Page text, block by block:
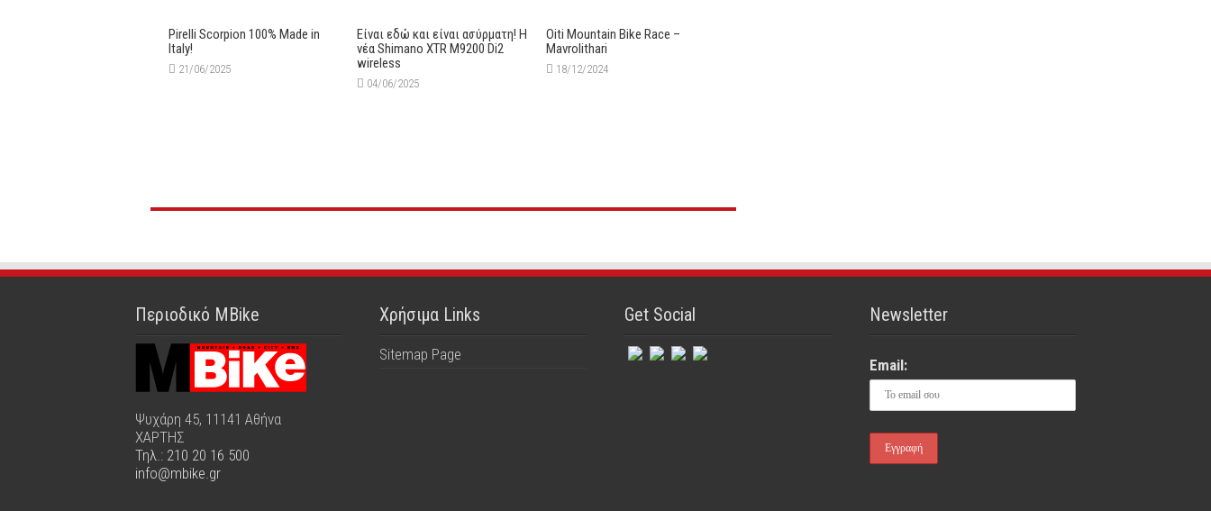
Pirelli Scorpion 100% Made in
Italy!
21/06/2025
Είναι εδώ και είναι ασύρματη! Η
νέα Shimano XTR M9200 Di2
wireless
04/06/2025
Oiti Mountain Bike Race –
Mavrolithari
18/12/2024
Περιοδικό MBike
Ψυχάρη 45, 11141 Αθήνα
ΧΑΡΤΗΣ
Τηλ.: 210 20 16 500
info@mbike.gr
Χρήσιμα Links
Sitemap Page
Get Social Newsletter
Email: